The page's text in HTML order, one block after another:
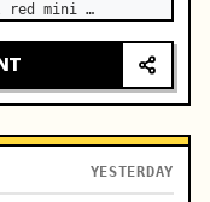
red mini
YESTERDAY